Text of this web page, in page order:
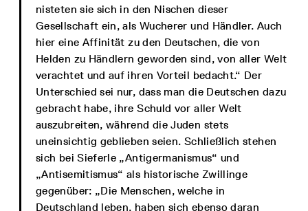
nisteten sie sich in den Nischen dieser
Gesellschaft ein, als Wucherer und Händler. Auch
hier eine Affinität zu den Deutschen, die von
Helden zu Händlern geworden sind, von aller Welt
verachtet und auf ihren Vorteil bedacht.“ Der
Unterschied sei nur, dass man die Deutschen dazu
gebracht habe, ihre Schuld vor aller Welt
auszubreiten, während die Juden stets
uneinsichtig geblieben seien. Schließlich stehen
sich bei Sieferle „Antigermanismus“ und
„Antisemitismus“ als historische Zwillinge
gegenüber: „Die Menschen, welche in
Deutschland leben, haben sich ebenso daran